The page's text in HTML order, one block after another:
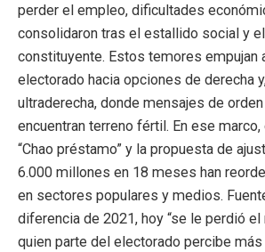
perder el empleo, dificultades
consolidaron tras el estallido social y
constituyente. Estos temores empujan
electorado hacia opciones de derecha
ultraderecha, donde mensajes de
encuentran terreno fértil. En ese
“Chao préstamo” y la propuesta de
6.000 millones en 18 meses han
en sectores populares y medios.
diferencia de 2021, hoy “se le perdió el
quien parte del electorado percibe